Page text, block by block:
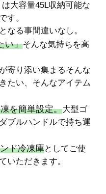
大容量45L収納可能な
す。
なる事間違いなし。
い」そんな気持ちを高
寄り添い集まるそんな
たい、そんなアイテム
を簡単設定。大型ゴ
ブルハンドルで持ち運
ド冷凍庫としてご使
いただきます。